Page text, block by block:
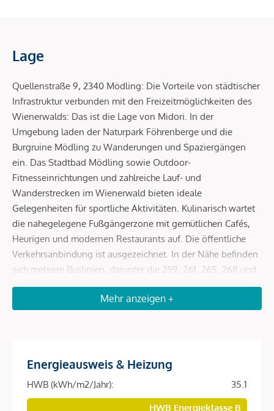
Lage
Quellenstraße 9, 2340 Mödling: Die Vorteile von städtischer
Infrastruktur verbunden mit den Freizeitmöglichkeiten des
Wienerwalds: Das ist die Lage von Midori. In der
Umgebung laden der Naturpark Föhrenberge und die
Burgruine Mödling zu Wanderungen und Spaziergängen
ein. Das Stadtbad Mödling sowie Outdoor-
Fitnesseinrichtungen und zahlreiche Lauf- und
Wanderstrecken im Wienerwald bieten ideale
Gelegenheiten für sportliche Aktivitäten. Kulinarisch wartet
die nahegelegene Fußgängerzone mit gemütlichen Cafés,
Heurigen und modernen Restaurants auf. Die öffentliche
Verkehrsanbindung ist ausgezeichnet. In der Nähe befinden
sich mehrere Buslinien, darunter die 259, 261, 265, 268 und
269, sowie die Stadtbuslinien 1 und 3. Der Bahnhof Mödling
liegt ebenfalls in der Nähe, mit regelmäßigen Schnellzügen,
durch den Wienerwald, die rund 1 bis 1,5 Stunden dauert.
Beschreibung *
Mehr anzeigen +
Energieausweis & Heizung
HWB (kWh/m2/Jahr):
35.1
HWB Energieklasse B